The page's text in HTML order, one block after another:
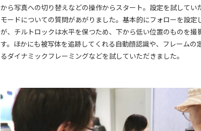
から写真への切り替えなどの操作からスタート。設定を試してい
モードについての質問があがりました。基本的にフォローを設定
が、チルトロックは水平を保つため、下から低い位置のものを撮
す。ほかにも被写体を追跡してくれる自動顔認識や、フレームの
るダイナミックフレーミングなどを試していただきました。